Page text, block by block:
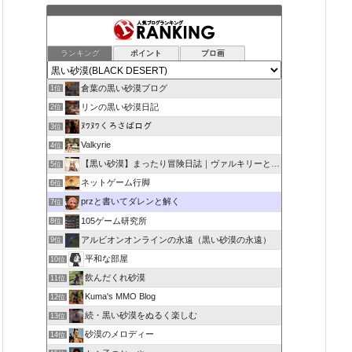
ランキング ポイント ブロ画
1位 倉葉の黒い砂漠ブログ
2位 リンの黒い砂漠日記
3位 ﾇﾜﾇﾜくろさばログ
4位 Valkyrie
5位 【黒い砂漠】まったり冒険日誌｜ヴァルキリーと闇の精霊の旅
6位 ネットゲーム行脚
7位 przと書いてダレンと解く
8位 105ゲーム研究所
9位 アルビオンオンラインの永遠（黒い砂漠の永遠）
10位 平和な部屋
11位 飲んだくれ砂漠
12位 Kuma's MMO Blog
13位 続・黒い砂漠をぬるく楽しむ
14位 砂漠のメロディー